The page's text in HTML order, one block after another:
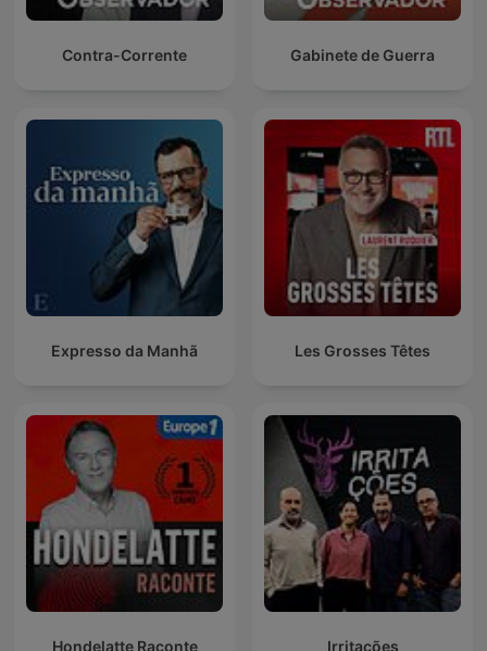
Contra-Corrente Gabinete de Guerra
Expresso da Manhã Les Grosses Têtes
Hondelatte Raconte Irritações